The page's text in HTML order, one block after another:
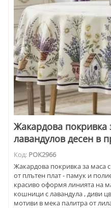
Жакардова покривка
лавандулов десен в
Код: POK2966
Жакардова покривка за маса
от плътен плат - памук и
красиво оформя линията на
кошници с лавандула , диви
мотиви в мека палитра от